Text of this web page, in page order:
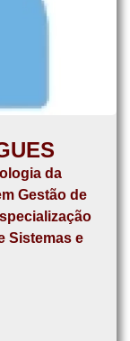
da
Gestão de
Sistemas e